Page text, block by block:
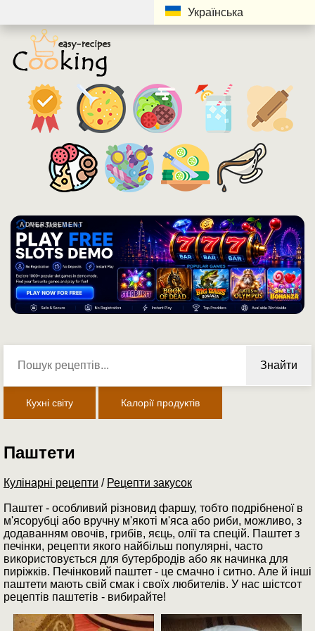
Українська
ADVERTISEMENT
Знайти
Кухні світу Калорії продуктів
Паштети
Кулінарні рецепти / Рецепти закусок
Паштет - особливий різновид фаршу, тобто подрібненої в
м'ясорубці або вручну м'якоті м'яса або риби, можливо, з
додаванням овочів, грибів, яєць, олії та спецій. Паштет з
печінки, рецепти якого найбільш популярні, часто
використовується для бутербродів або як начинка для
пиріжків. Печінковий паштет - це смачно і ситно. Але й інші
паштети мають свій смак і своїх любителів. У нас шістсот
рецептів паштетів - вибирайте!